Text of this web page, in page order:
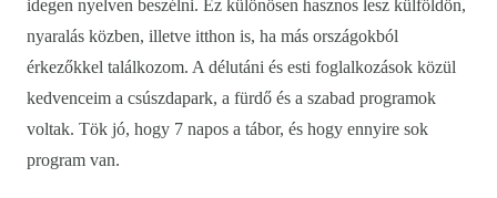
idegen nyelven beszélni. Ez különösen hasznos lesz külföldön,
nyaralás közben, illetve itthon is, ha más országokból
érkezőkkel találkozom. A délutáni és esti foglalkozások közül
kedvenceim a csúszdapark, a fürdő és a szabad programok
voltak. Tök jó, hogy 7 napos a tábor, és hogy ennyire sok
program van.